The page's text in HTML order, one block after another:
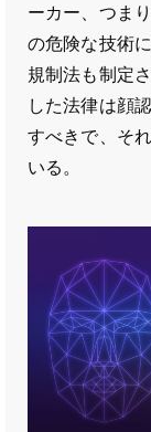
ーカー、つま
の危険な技術
規制法も制定
した法律は顔
すべきで、そ
いる。